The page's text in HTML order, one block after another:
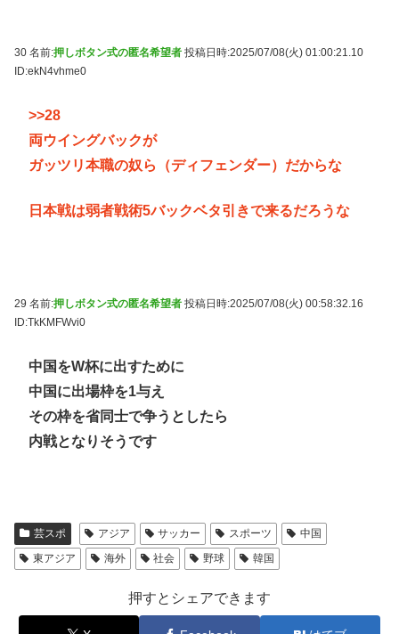
30 名前:押しボタン式の匿名希望者 投稿日時:2025/07/08(火) 01:00:21.10
ID:ekN4vhme0
>>28
両ウイングバックが
ガッツリ本職の奴ら（ディフェンダー）だからな
日本戦は弱者戦術5バックベタ引きで来るだろうな
29 名前:押しボタン式の匿名希望者 投稿日時:2025/07/08(火) 00:58:32.16
ID:TkKMFWvi0
中国をW杯に出すために
中国に出場枠を1与え
その枠を省同士で争うとしたら
内戦となりそうです
芸スポ アジア サッカー スポーツ
中国
東アジア
海外 社会 野球 韓国
押すとシェアできます